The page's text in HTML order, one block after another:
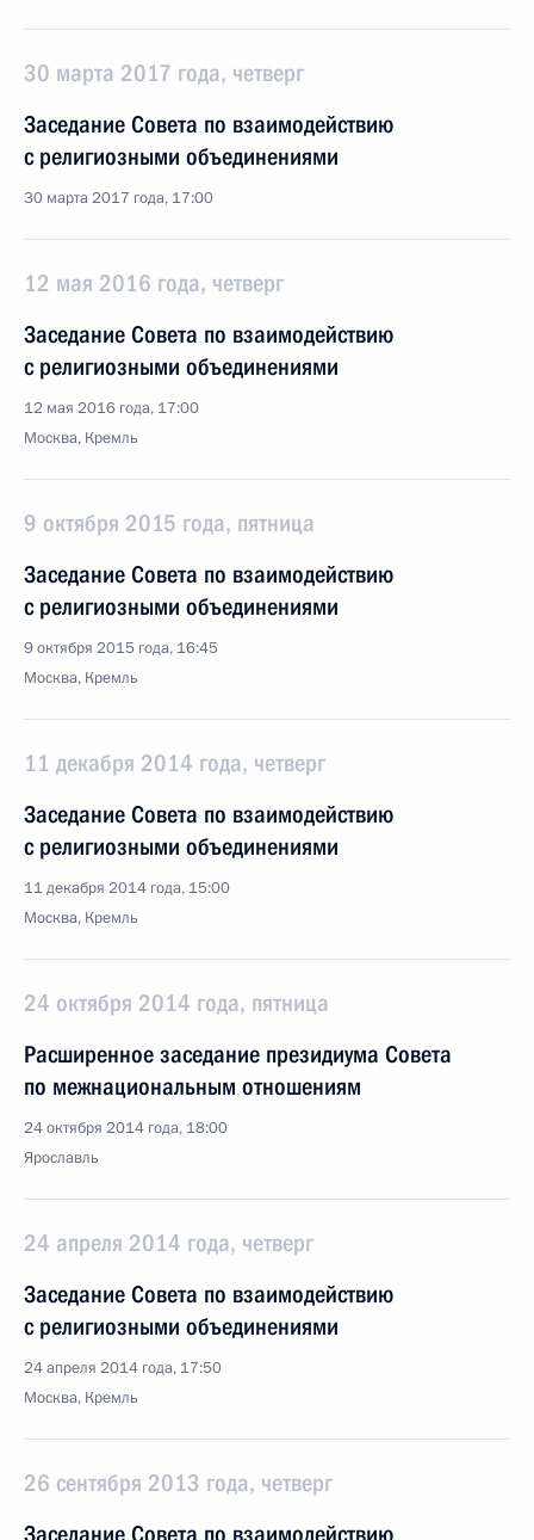
30 марта 2017 года, четверг
Заседание Совета по взаимодействию
с религиозными объединениями
30 марта 2017 года, 17:00
12 мая 2016 года, четверг
Заседание Совета по взаимодействию
с религиозными объединениями
12 мая 2016 года, 17:00
Москва, Кремль
9 октября 2015 года, пятница
Заседание Совета по взаимодействию
с религиозными объединениями
9 октября 2015 года, 16:45
Москва, Кремль
11 декабря 2014 года, четверг
Заседание Совета по взаимодействию
с религиозными объединениями
11 декабря 2014 года, 15:00
Москва, Кремль
24 октября 2014 года, пятница
Расширенное заседание президиума Совета
по межнациональным отношениям
24 октября 2014 года, 18:00
Ярославль
24 апреля 2014 года, четверг
Заседание Совета по взаимодействию
с религиозными объединениями
24 апреля 2014 года, 17:50
Москва, Кремль
26 сентября 2013 года, четверг
Заседание Совета по взаимодействию